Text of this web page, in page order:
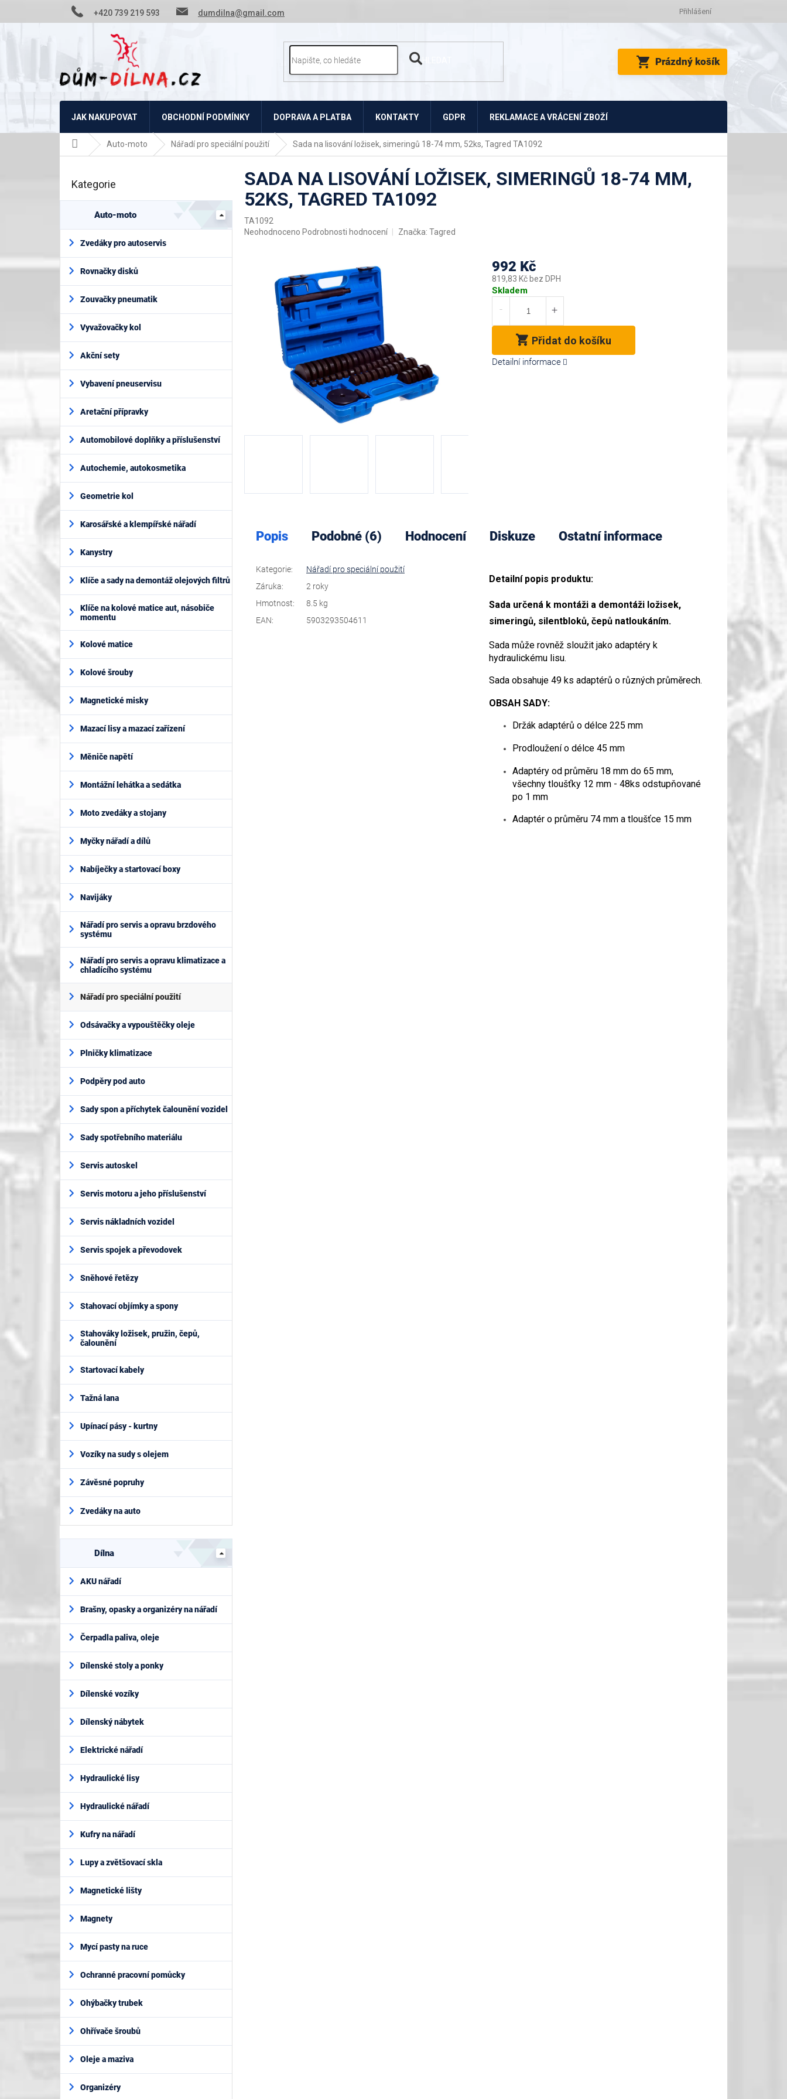
+420 739 219 593 dumdilna@gmail.com Přihlášení
NÁKUPNÍ
KOŠÍK
Prázdný košík
JAK NAKUPOVAT OBCHODNÍ PODMÍNKY DOPRAVA A PLATBA KONTAKTY GDPR REKLAMACE A VRÁCENÍ ZBOŽÍ
Domů Auto-moto Nářadí pro speciální použití Sada na lisování ložisek, simeringů 18-74 mm, 52ks, Tagred TA1092
t
a
í
e
Přeskočit
Kategorie
Auto-moto
Zvedáky pro autoservis
Rovnačky disků
Zouvačky pneumatik
Vyvažovačky kol
Akční sety
Vybavení pneuservisu
Aretační přípravky
Automobilové doplňky a příslušenství
Autochemie, autokosmetika
Geometrie kol
Karosářské a klempířské nářadí
Kanystry
Klíče a sady na demontáž olejových filtrů
Klíče na kolové matice aut, násobiče
momentu
Kolové matice
Kolové šrouby
Magnetické misky
Mazací lisy a mazací zařízení
Měniče napětí
Montážní lehátka a sedátka
Moto zvedáky a stojany
Myčky nářadí a dílů
Nabíječky a startovací boxy
Navijáky
Nářadí pro servis a opravu brzdového
systému
Nářadí pro servis a opravu klimatizace a
chladícího systému
Nářadí pro speciální použití
Odsávačky a vypouštěčky oleje
Plničky klimatizace
Podpěry pod auto
Sady spon a příchytek čalounění vozidel
Sady spotřebního materiálu
Servis autoskel
Servis motoru a jeho příslušenství
Servis nákladních vozidel
Servis spojek a převodovek
Sněhové řetězy
Stahovací objímky a spony
Stahováky ložisek, pružin, čepů,
čalounění
Startovací kabely
Tažná lana
Upínací pásy - kurtny
Vozíky na sudy s olejem
Závěsné popruhy
Zvedáky na auto
Dílna
AKU nářadí
Brašny, opasky a organizéry na nářadí
Čerpadla paliva, oleje
Dílenské stoly a ponky
Dílenské vozíky
Dílenský nábytek
Elektrické nářadí
Hydraulické lisy
Hydraulické nářadí
Kufry na nářadí
Lupy a zvětšovací skla
Magnetické lišty
Magnety
Mycí pasty na ruce
Ochranné pracovní pomůcky
Ohýbačky trubek
Ohřívače šroubů
Oleje a maziva
Organizéry
SADA NA LISOVÁNÍ LOŽISEK, SIMERINGŮ 18-74 MM,
52KS, TAGRED TA1092
TA1092
Průměrné
hvězdiček.
Neohodnoceno Podrobnosti hodnocení Značka: Tagred
992 Kč
819,83 Kč bez DPH
Měrná
Skladem
Přidat do košíku
Detailní informace
Popis Podobné (6) Hodnocení Diskuze Ostatní informace
Detailní popis produktu:
Sada určená k montáži a demontáži ložisek,
simeringů, silentbloků, čepů natloukáním.
Sada může rovněž sloužit jako adaptéry k
hydraulickému lisu.
Sada obsahuje 49 ks adaptérů o různých průměrech.
OBSAH SADY:
Držák adaptérů o délce 225 mm
Prodloužení o délce 45 mm
Adaptéry od průměru 18 mm do 65 mm,
všechny tloušťky 12 mm - 48ks odstupňované
po 1 mm
Adaptér o průměru 74 mm a tloušťce 15 mm
Kategorie:
Nářadí pro speciální použití
Záruka:
2 roky
Hmotnost:
8.5 kg
EAN: 5903293504611